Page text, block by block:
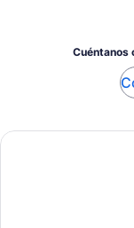
Cuéntanos